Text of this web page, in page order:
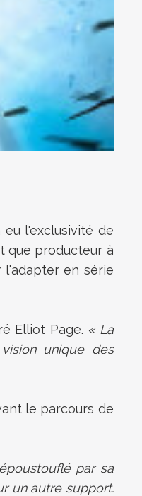
l'exclusivité de
que producteur à
l'adapter en série
Elliot Page. « La
unique des
le parcours de
par sa
un autre support.